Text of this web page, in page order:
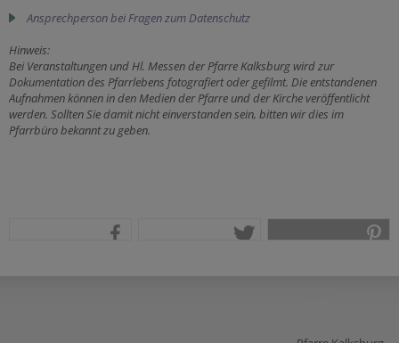
Ansprechperson bei Fragen zum Datenschutz
Hinweis:
Bei Veranstaltungen und Hl. Messen der Pfarre Kalksburg wird zur
Dokumentation des Pfarrlebens fotografiert oder gefilmt. Die entstandenen
Aufnahmen können in den Medien der Pfarre und der Kirche veröffentlicht
werden. Sollten Sie damit nicht einverstanden sein, bitten wir dies im
Pfarrbüro bekannt zu geben.